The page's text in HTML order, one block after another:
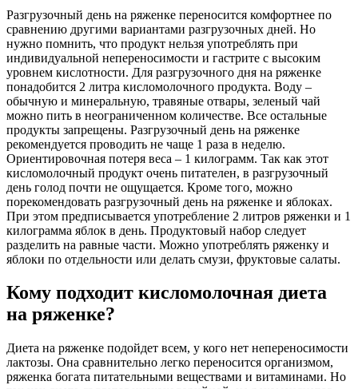
Разгрузочный день на ряженке переносится комфортнее по
сравнению другими вариантами разгрузочных дней. Но
нужно помнить, что продукт нельзя употреблять при
индивидуальной непереносимости и гастрите с высоким
уровнем кислотности. Для разгрузочного дня на ряженке
понадобится 2 литра кисломолочного продукта. Воду –
обычную и минеральную, травяные отвары, зеленый чай
можно пить в неограниченном количестве. Все остальные
продукты запрещены. Разгрузочный день на ряженке
рекомендуется проводить не чаще 1 раза в неделю.
Ориентировочная потеря веса – 1 килограмм. Так как этот
кисломолочный продукт очень питателен, в разгрузочный
день голод почти не ощущается. Кроме того, можно
порекомендовать разгрузочный день на ряженке и яблоках.
При этом предписывается употребление 2 литров ряженки и 1
килограмма яблок в день. Продуктовый набор следует
разделить на равные части. Можно употреблять ряженку и
яблоки по отдельности или делать смузи, фруктовые салаты.
Кому подходит кисломолочная диета
на ряженке?
Диета на ряженке подойдет всем, у кого нет непереносимости
лактозы. Она сравнительно легко переносится организмом,
ряженка богата питательными веществами и витаминами. Но